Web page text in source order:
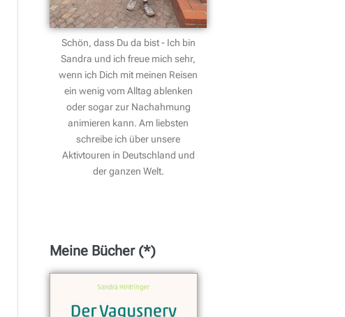
Schön, dass Du da bist - Ich bin
Sandra und ich freue mich sehr,
wenn ich Dich mit meinen Reisen
ein wenig vom Alltag ablenken
oder sogar zur Nachahmung
animieren kann. Am liebsten
schreibe ich über unsere
Aktivtouren in Deutschland und
der ganzen Welt.
Meine Bücher (*)